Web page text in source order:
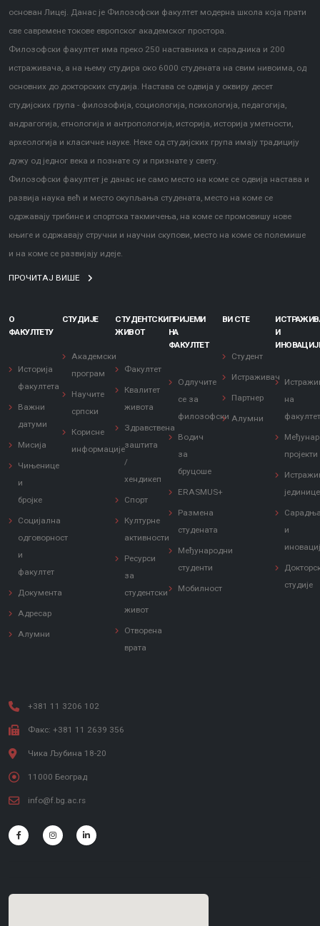
основан Лицеј. Данас је Филозофски факултет модерна школа која прати
све савремене токове европског академског простора.
Филозофски факултет има преко 250 наставника и сарадника и 200
истраживача, а на њему студира око 6000 студената на свим нивоима, од
основних до докторских студија. Настава се одвија у оквиру десет
студијских група - филозофија, социологија, психологија, педагогија,
андрагогија, етнологија и антропологија, историја, историја уметности,
археологија и класичне науке. Неке од студијских група имају традицију
дужу од једног века и познате су и признате у свету.
Филозофски факултет је данас не само место на коме се одвија настава и
развија наука већ и место окупљања студената, место на коме се
одржавају трибине и спортска такмичења, на коме се промовишу нове
књиге и одржавају стручни и научни скупови, место на коме се полемише
и на коме се развијају идеје.
ПРОЧИТАЈ ВИШЕ
О
ФАКУЛТЕТУ
Историја
факултета
Важни
датуми
Мисија
Чињенице
и
бројке
Социјална
одговорност
и
факултет
Документа
Адресар
Алумни
СТУДИЈЕ
Академски
програм
Научите
српски
Корисне
информације
СТУДЕНТСКИ
ЖИВОТ
Факултет
Квалитет
живота
Здравствена
заштита
/
хендикеп
Спорт
Културне
активности
Ресурси
за
студентски
живот
Отворена
врата
ПРИЈЕМИ
НА
ФАКУЛТЕТ
Одлучите
се за
филозофски
Водич
за
бруцоше
ERASMUS+
Размена
студената
Међународни
студенти
Мобилност
ВИ СТЕ
Студент
Истраживач
Партнер
Алумни
И
на
пројекти
јединице
и
студије
+381 11 3206 102
Факс: +381 11 2639 356
Чика Љубина 18-20
11000 Београд
info@f.bg.ac.rs